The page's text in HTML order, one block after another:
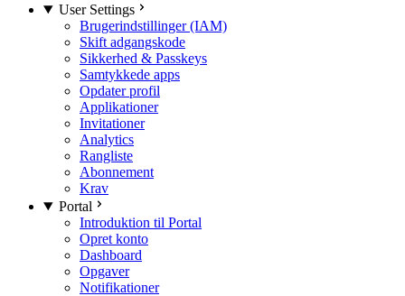
User Settings
Brugerindstillinger (IAM)
Skift adgangskode
Sikkerhed & Passkeys
Samtykkede apps
Opdater profil
Applikationer
Invitationer
Analytics
Rangliste
Abonnement
Krav
Portal
Introduktion til Portal
Opret konto
Dashboard
Opgaver
Notifikationer